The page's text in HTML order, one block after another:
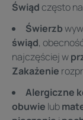
Świądczęsto
Świerzb
świąd,
najczęściej w
Zakażenie
Alergiczne
obuwie lub